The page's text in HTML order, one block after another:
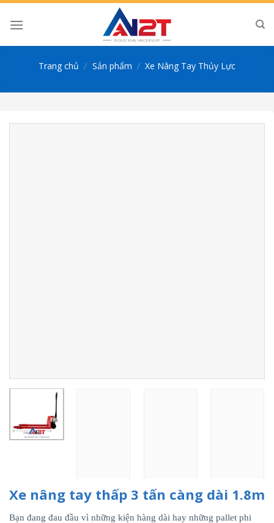
Skip
Trang chủ / Sản phẩm / Xe Nâng Tay Thủy Lực
Xe nâng tay thấp 3 tấn càng dài 1.8m
Bạn đang đau đầu vì những kiện hàng dài hay những pallet phi